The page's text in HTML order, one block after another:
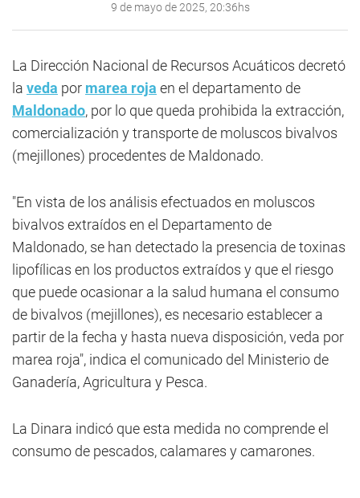
9 de mayo de 2025, 20:36hs
La Dirección Nacional de Recursos Acuáticos decretó
la veda por marea roja en el departamento de
Maldonado, por lo que queda prohibida la extracción,
comercialización y transporte de moluscos bivalvos
(mejillones) procedentes de Maldonado.
"En vista de los análisis efectuados en moluscos
bivalvos extraídos en el Departamento de
Maldonado, se han detectado la presencia de toxinas
lipofílicas en los productos extraídos y que el riesgo
que puede ocasionar a la salud humana el consumo
de bivalvos (mejillones), es necesario establecer a
partir de la fecha y hasta nueva disposición, veda por
marea roja", indica el comunicado del Ministerio de
Ganadería, Agricultura y Pesca.
La Dinara indicó que esta medida no comprende el
consumo de pescados, calamares y camarones.